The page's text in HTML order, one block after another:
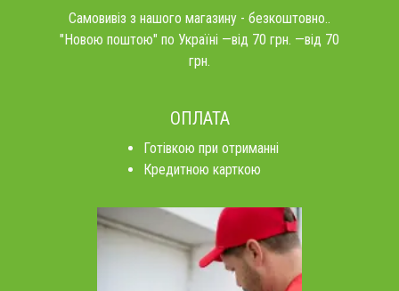
Самовивіз з нашого магазину - безкоштовно..
"Новою поштою" по Україні —від 70 грн. —від 70
грн.
ОПЛАТА
Готівкою при отриманні
Кредитною карткою